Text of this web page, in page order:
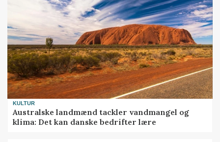
KULTUR
Australske landmænd tackler vandmangel og
klima: Det kan danske bedrifter lære